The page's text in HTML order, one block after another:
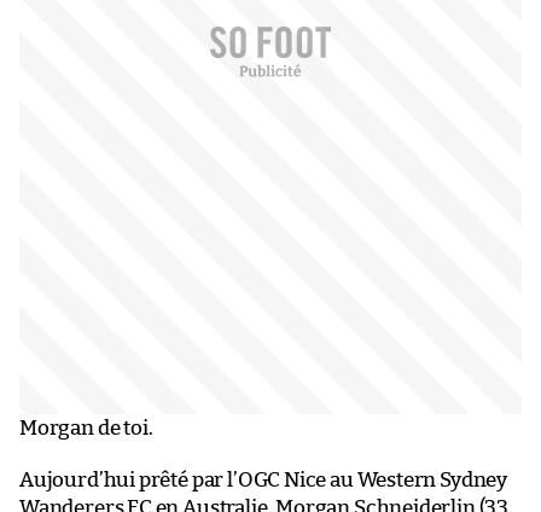
Morgan de toi.
Aujourd’hui prêté par l’OGC Nice au Western Sydney